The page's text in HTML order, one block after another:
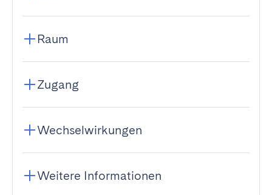
Raum
Zugang
Wechselwirkungen
Weitere Informationen